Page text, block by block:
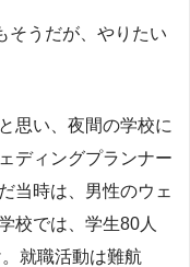
そうだが、やりたい
思い、夜間の学校に
ディングプランナー
当時は、男性のウェ
校では、学生80人
就職活動は難航